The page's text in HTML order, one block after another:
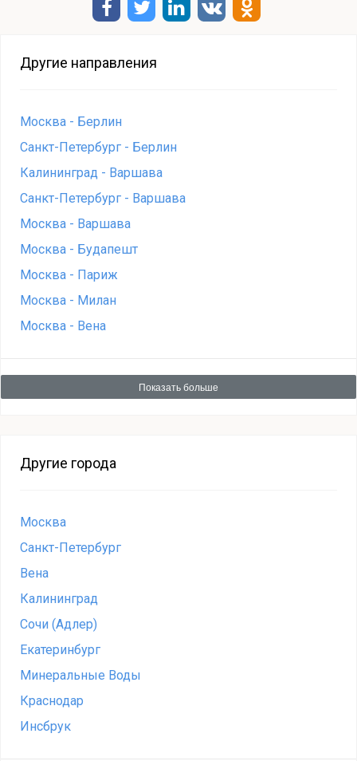
Другие направления
Москва - Берлин
Санкт-Петербург - Берлин
Калининград - Варшава
Санкт-Петербург - Варшава
Москва - Варшава
Москва - Будапешт
Москва - Париж
Москва - Милан
Москва - Вена
Показать больше
Другие города
Москва
Санкт-Петербург
Вена
Калининград
Сочи (Адлер)
Екатеринбург
Минеральные Воды
Краснодар
Инсбрук